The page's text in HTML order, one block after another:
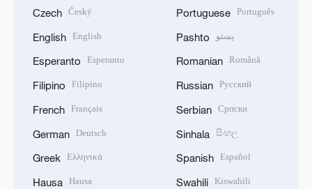
Czech Český
English English
Esperanto Esperanto
Filipino Filipino
French Français
German Deutsch
Greek Ελληνικά
Hausa Hausa
Portuguese Português
Pashto پښتو
Romanian Română
Russian Русский
Serbian Српски
Sinhala සිංහල
Spanish Español
Swahili Kiswahili